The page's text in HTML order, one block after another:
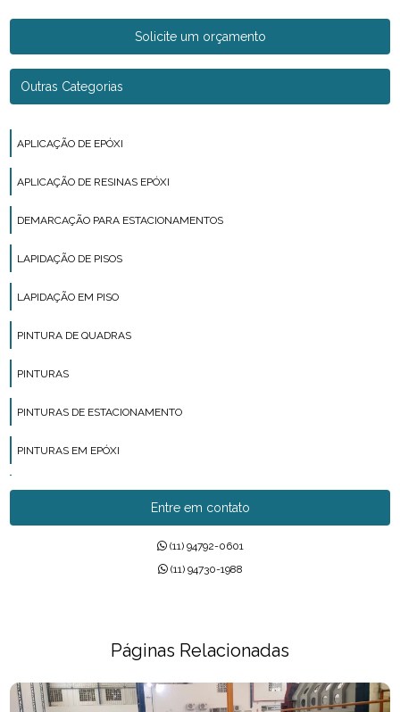
Solicite um orçamento
Outras Categorias
APLICAÇÃO DE EPÓXI
APLICAÇÃO DE RESINAS EPÓXI
DEMARCAÇÃO PARA ESTACIONAMENTOS
LAPIDAÇÃO DE PISOS
LAPIDAÇÃO EM PISO
PINTURA DE QUADRAS
PINTURAS
PINTURAS DE ESTACIONAMENTO
PINTURAS EM EPÓXI
PINTURAS EM POLIURETANO
PINTURAS EPÓXI
PISOS DE CONCRETO POLIDO
Entre em contato
(11) 94792-0601
(11) 94730-1988
Páginas Relacionadas